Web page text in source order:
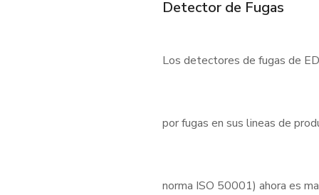
Detector de Fugas
Los detectores de fugas de
por fugas en sus lineas de
norma ISO 50001) ahora es